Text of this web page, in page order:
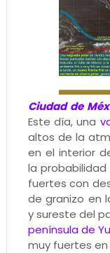
Ciudad de
Este día, una
altos de la
en el interior
la
fuertes con
de granizo en
y sureste del
península de
muy fuertes en